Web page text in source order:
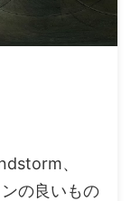
、
の良いもの